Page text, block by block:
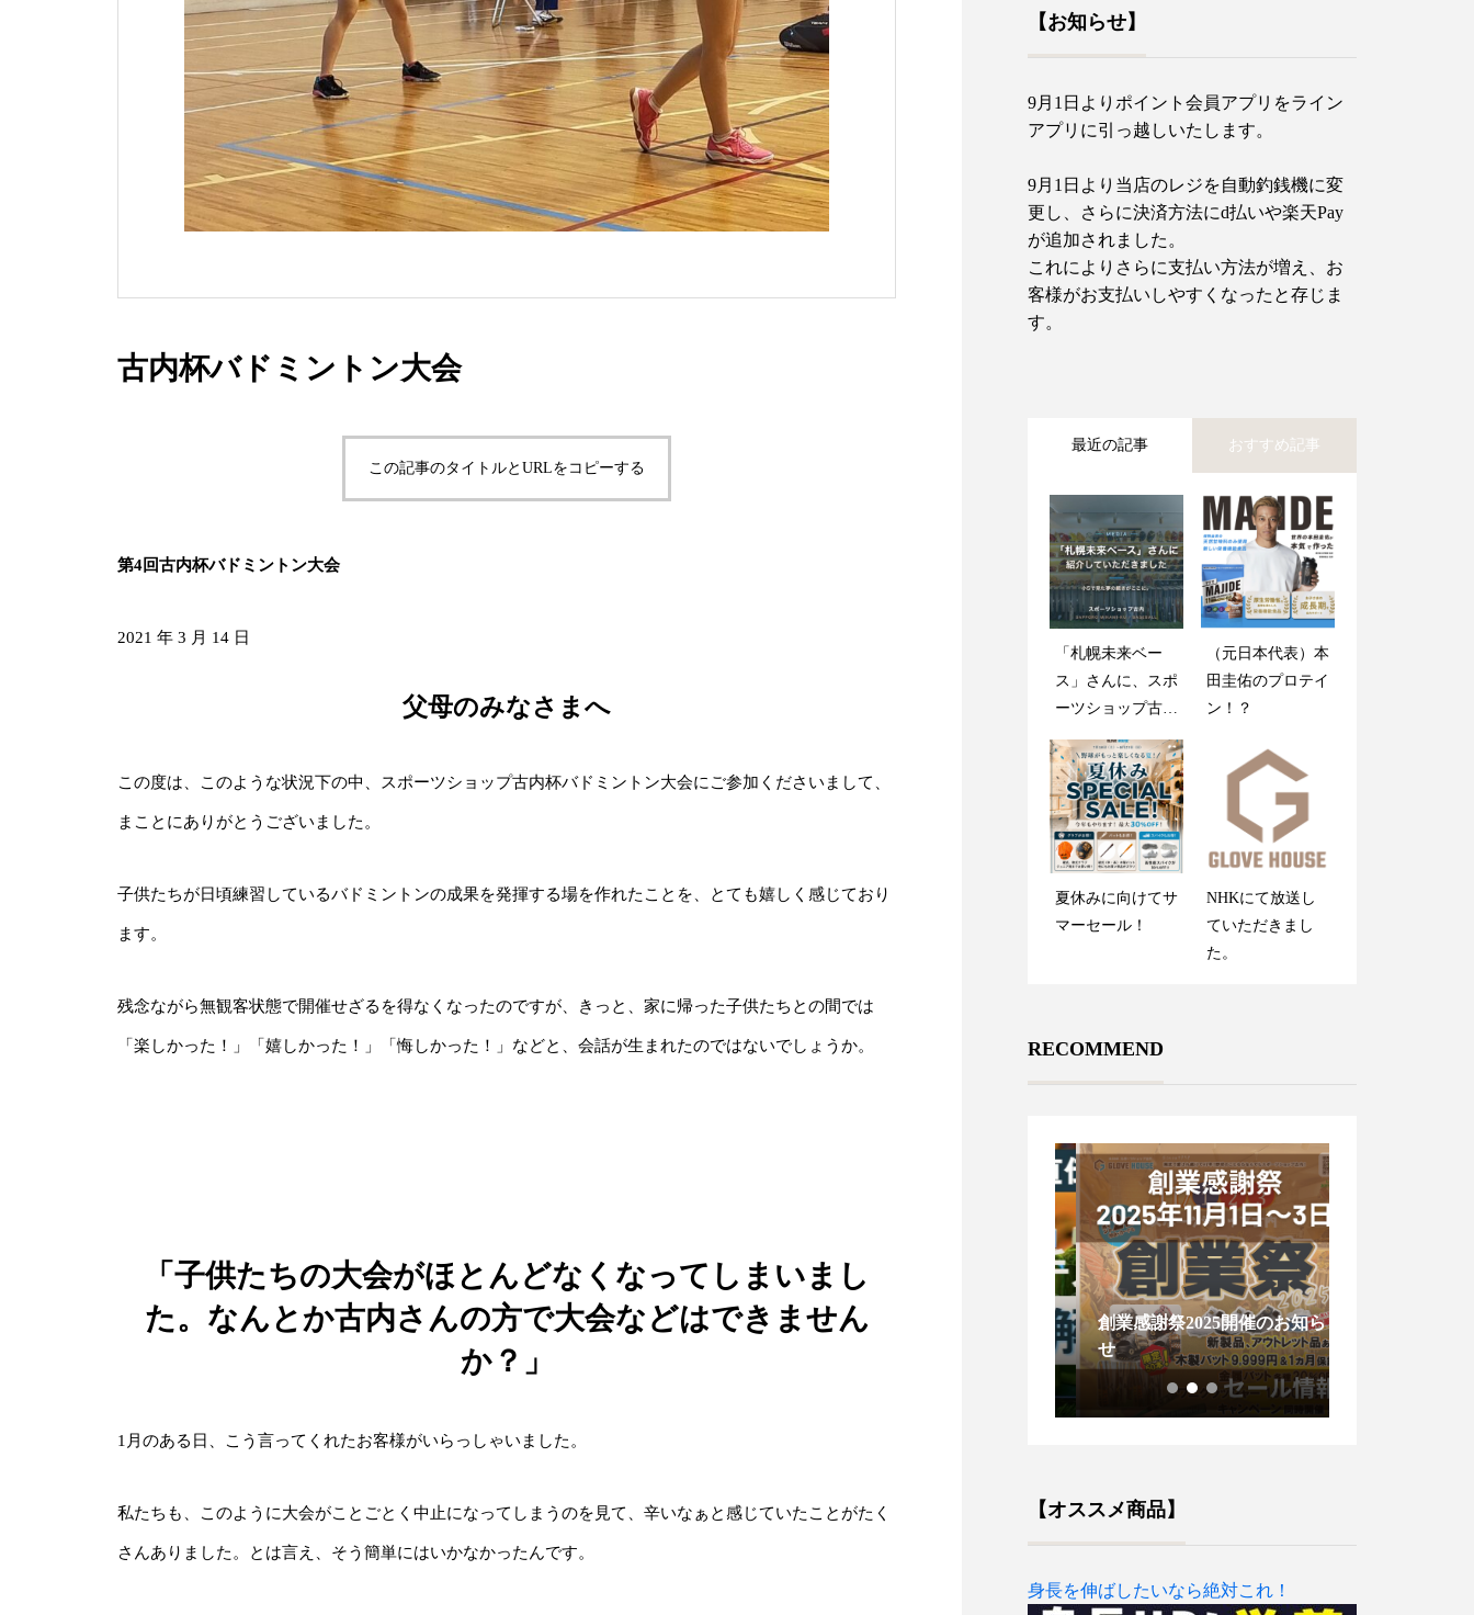
古内杯バドミントン大会
この記事のタイトルとURLをコピーする
第4回古内杯バドミントン大会
2021 年 3 月 14 日
父母のみなさまへ
この度は、このような状況下の中、スポーツショップ古内杯バドミントン大会にご参加くださいまして、
まことにありがとうございました。
子供たちが日頃練習しているバドミントンの成果を発揮する場を作れたことを、とても嬉しく感じており
ます。
残念ながら無観客状態で開催せざるを得なくなったのですが、きっと、家に帰った子供たちとの間では
「楽しかった！」「嬉しかった！」「悔しかった！」などと、会話が生まれたのではないでしょうか。
「子供たちの大会がほとんどなくなってしまいまし
た。なんとか古内さんの方で大会などはできません
か？」
1月のある日、こう言ってくれたお客様がいらっしゃいました。
私たちも、このように大会がことごとく中止になってしまうのを見て、辛いなぁと感じていたことがたく
さんありました。とは言え、そう簡単にはいかなかったんです。
【お知らせ】
9月1日よりポイント会員アプリをライン
アプリに引っ越しいたします。
9月1日より当店のレジを自動釣銭機に変
更し、さらに決済方法にd払いや楽天Pay
が追加されました。
これによりさらに支払い方法が増え、お
客様がお支払いしやすくなったと存じま
す。
最近の記事 おすすめ記事
「札幌未来ベー
ス」さんに、スポ
ーツショップ古内
を紹介していただ
きました
（元日本代表）本
田圭佑のプロテイ
ン！？
夏休みに向けてサ
マーセール！
NHKにて放送し
ていただきまし
た。
創業感謝祭2025開
催のお知らせ
木製バットが折れ
ても心配しない
で！
グラブメンテナン
ス指南書
RECOMMEND
木製バットが折れても心配し
創業感謝祭2025開催のお知ら
せ
【オススメ商品】
身長を伸ばしたいなら絶対これ！